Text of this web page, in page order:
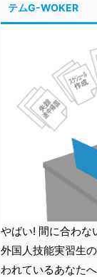
テムG-WOKER
やばい! 間に合わな
外国人技能実習生
われているあなた